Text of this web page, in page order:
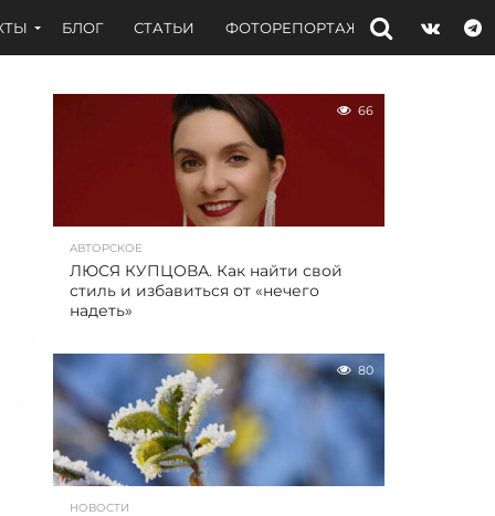
БЛОГ СТАТЬИ ФОТОРЕПОРТАЖИ ИНТЕРВЬЮ
66
АВТОРСКОЕ
ЛЮСЯ КУПЦОВА. Как найти свой
стиль и избавиться от «нечего
надеть»
80
НОВОСТИ